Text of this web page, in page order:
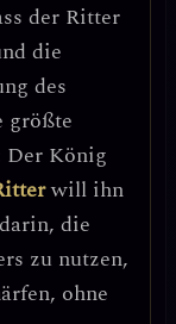
der Ritter
die
des
größte
Der König
will ihn
die
zu nutzen,
ohne